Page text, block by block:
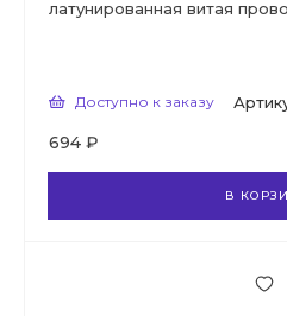
латунированная витая
Доступно к заказу
694 ₽
В